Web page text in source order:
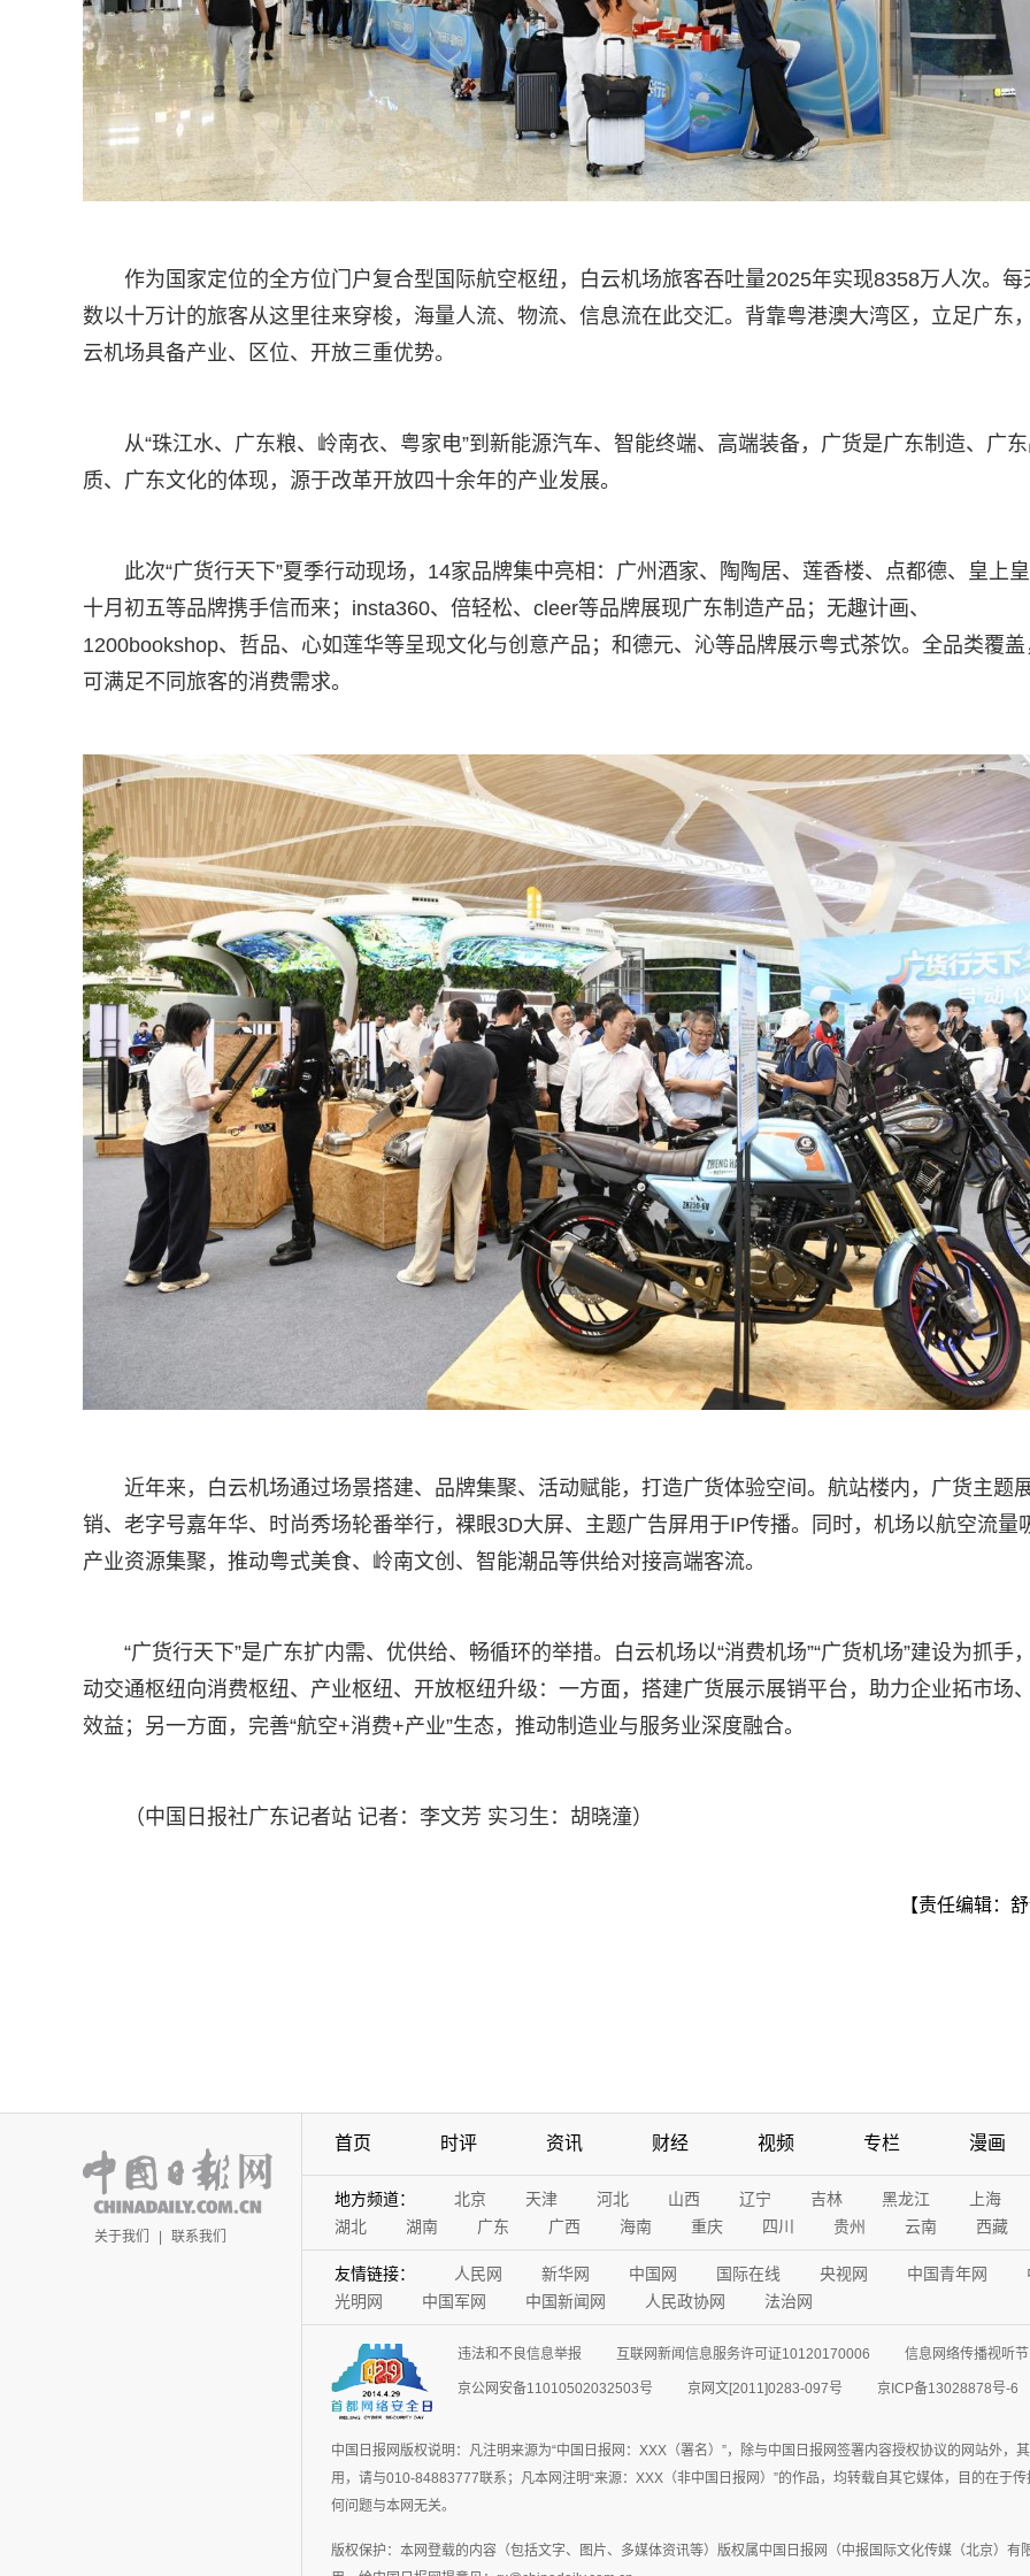
作为国家定位的全方位门户复合型国际航空枢纽，白云机场旅客吞吐量2025年实现8358万人次。每
数以十万计的旅客从这里往来穿梭，海量人流、物流、信息流在此交汇。背靠粤港澳大湾区，立足广东
云机场具备产业、区位、开放三重优势。
从“珠江水、广东粮、岭南衣、粤家电”到新能源汽车、智能终端、高端装备，广货是广东制造、广
质、广东文化的体现，源于改革开放四十余年的产业发展。
此次“广货行天下”夏季行动现场，14家品牌集中亮相：广州酒家、陶陶居、莲香楼、点都德、皇上
十月初五等品牌携手信而来；insta360、倍轻松、cleer等品牌展现广东制造产品；无趣计画、
1200bookshop、哲品、心如莲华等呈现文化与创意产品；和德元、沁等品牌展示粤式茶饮。全品类覆盖
可满足不同旅客的消费需求。
近年来，白云机场通过场景搭建、品牌集聚、活动赋能，打造广货体验空间。航站楼内，广货主题
销、老字号嘉年华、时尚秀场轮番举行，裸眼3D大屏、主题广告屏用于IP传播。同时，机场以航空流量
产业资源集聚，推动粤式美食、岭南文创、智能潮品等供给对接高端客流。
“广货行天下”是广东扩内需、优供给、畅循环的举措。白云机场以“消费机场”“广货机场”建设为抓手
动交通枢纽向消费枢纽、产业枢纽、开放枢纽升级：一方面，搭建广货展示展销平台，助力企业拓市场
效益；另一方面，完善“航空+消费+产业”生态，推动制造业与服务业深度融合。
（中国日报社广东记者站 记者：李文芳 实习生：胡晓潼）
【责任编辑：
关于我们 | 联系我们
首页 时评 资讯 财经 视频 专栏 漫画
地方频道： 北京 天津 河北 山西 辽宁 吉林 黑龙江
上海
湖北
湖南 广东 广西 海南 重庆 四川 贵州 云南 西藏
友情链接： 人民网 新华网 中国网 国际在线 央视网 中国青年网
光明网
中国军网 中国新闻网 人民政协网 法治网
违法和不良信息举报 互联网新闻信息服务许可证10120170006 信息网络传播视听
京公网安备11010502032503号 京网文[2011]0283-097号 京ICP备13028878号-6
中国日报网版权说明：凡注明来源为“中国日报网：XXX（署名）”，除与中国日报网签署内容授权协议的网站外
用，请与010-84883777联系；凡本网注明“来源：XXX（非中国日报网）”的作品，均转载自其它媒体，目的在于
何问题与本网无关。
版权保护：本网登载的内容（包括文字、图片、多媒体资讯等）版权属中国日报网（中报国际文化传媒（北京）